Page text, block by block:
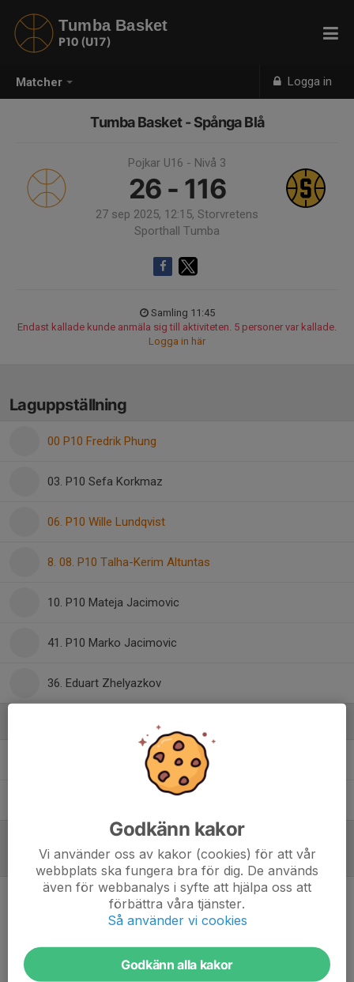
Matcher Logga in
Tumba Basket
P10 (U17)
Tumba Basket - Spånga Blå
Pojkar U16 - Nivå 3
26 - 116
27 sep 2025, 12:15, Storvretens
Sporthall Tumba
Samling 11:45
Endast kallade kunde anmäla sig till aktiviteten. 5 personer var kallade.
Logga in här
Laguppställning
00 P10 Fredrik Phung
03. P10 Sefa Korkmaz
06. P10 Wille Lundqvist
8. 08. P10 Talha-Kerim Altuntas
10. P10 Mateja Jacimovic
41. P10 Marko Jacimovic
36. Eduart Zhelyazkov
Cedomir JacimovicCoach
Lagledare
Referat
Inget referat skrivet
Godkänn kakor
Vi använder oss av kakor (cookies) för att vår
webbplats ska fungera bra för dig. De används
även för webbanalys i syfte att hjälpa oss att
förbättra våra tjänster.
Så använder vi cookies
Godkänn alla kakor